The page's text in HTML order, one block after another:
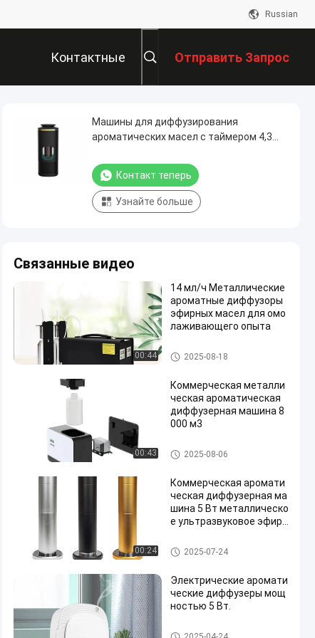
Russian
Контактные
Данные
Отправить Запрос
Машины для диффузирования
ароматических масел с таймером 4,3
Контакт теперь
Узнайте больше
Связанные видео
00:44
14 мл/ч Металлические
ароматные диффузоры
эфирных масел для омо
лаживающего опыта
Машины для диффузирован
ия аромата
2025-08-18
00:43
Коммерческая металли
ческая ароматическая
диффузерная машина 8
000 м3
Машины для диффузирован
ия аромата
2025-08-06
00:24
Коммерческая аромати
ческая диффузерная ма
шина 5 Вт металлическо
е ультразвуковое эфирн
Машины для диффузирован
ия аромата
2025-07-24
Электрические аромати
ческие диффузеры мощ
ностью 5 Вт.
Машины для диффузирован